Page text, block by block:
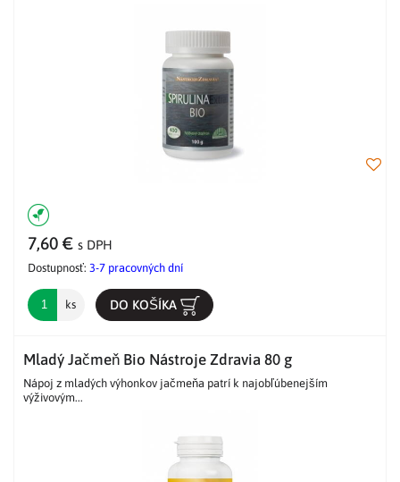
7,60 € s DPH
Dostupnosť: 3-7 pracovných dní
ks DO KOŠÍKA
Mladý Jačmeň Bio Nástroje Zdravia 80 g
Nápoj z mladých výhonkov jačmeňa patrí k najobľúbenejším
výživovým...